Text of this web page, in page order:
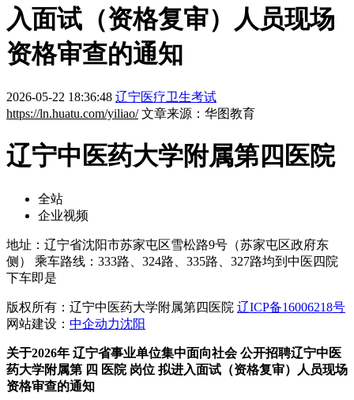
入面试（资格复审）人员现场
资格审查的通知
2026-05-22 18:36:48 辽宁医疗卫生考试
https://ln.huatu.com/yiliao/ 文章来源：华图教育
辽宁中医药大学附属第四医院
全站
企业视频
地址：辽宁省沈阳市苏家屯区雪松路9号（苏家屯区政府东
侧） 乘车路线：333路、324路、335路、327路均到中医四院
下车即是
版权所有：辽宁中医药大学附属第四医院 辽ICP备16006218号
网站建设： 中企动力沈阳
关于2026年 辽宁省事业单位集中面向社会 公开招聘辽宁中医
药大学附属第 四 医院 岗位 拟进入面试（资格复审）人员现场
资格审查的通知